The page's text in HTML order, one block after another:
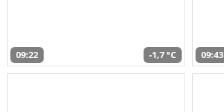
09:22 -1,7 °C 09:43